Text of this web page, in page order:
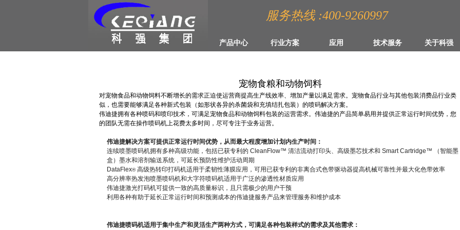
服务热线 :400-9260997
产品中心 行业方案 应用 技术服务 关于科强
宠物食粮和动物饲料
对宠物食品和动物饲料不断增长的需求正迫使运营商提高生产线效率、增加产量以满足需求。宠物食品行业与其他包装消费品行业类
似，也需要能够满足各种新式包装（如形状各异的杀菌袋和充填结扎包装）的喷码解决方案。
伟迪捷拥有各种喷码和喷印技术，可满足宠物食品和动物饲料包装的运营需求。伟迪捷的产品简单易用并提供正常运行时间优势，您
的团队无需在操作喷码机上花费太多时间，尽可专注于业务运营。
伟迪捷解决方案可提供正常运行时间优势，从而最大程度增加计划内生产时间：
连续喷墨喷码机拥有多种高级功能，包括已获专利的 CleanFlow™ 清洁流动打印头、高级墨芯技术和 Smart Cartridge™ （智能墨
盒）墨水和溶剂输送系统，可延长预防性维护活动周期
DataFlex® 高级热转印打码机适用于柔韧性薄膜应用，可用已获专利的非离合式色带驱动器提高机械可靠性并最大化色带效率
高分辨率热发泡喷墨喷码机和大字符喷码机适用于广泛的渗透性材质应用
伟迪捷激光打码机可提供一致的高质量标识，且只需极少的用户干预
利用各种有助于延长正常运行时间和预测成本的伟迪捷服务产品来管理服务和维护成本
伟迪捷喷码机适用于集中生产和灵活生产两种方式，可满足各种包装样式的需求及其他需求：